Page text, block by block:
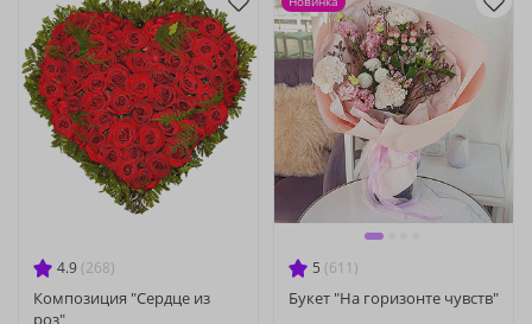
4.9 (268)
Композиция "Сердце из
роз"
5 (611)
Букет "На горизонте чувств"